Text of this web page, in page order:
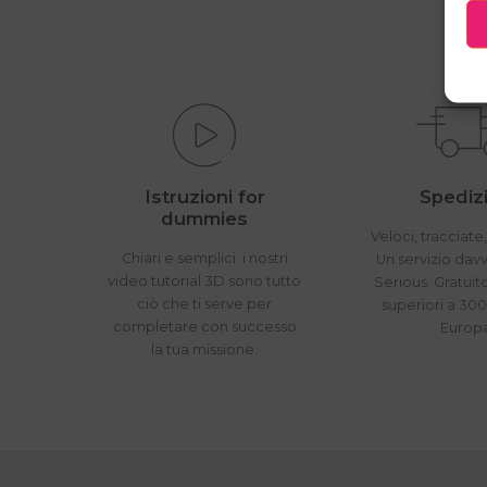
Istruzioni for
dummies
Chiari e semplici: i nostri
video tutorial 3D sono tutto
ciò che ti serve per
completare con successo
la tua missione.
Veloci, tracciate,
Un servizio
Serious.
superiori a